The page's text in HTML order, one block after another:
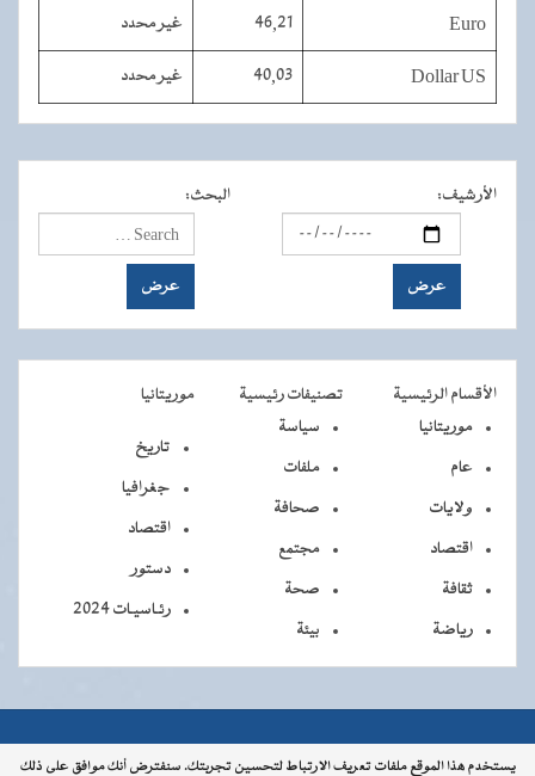
Euro
46,21 غير محدد
Dollar US
40,03 غير محدد
الأرشيف: البحث:
الأقسام الرئيسية تصنيفات رئيسية
موريتانيا
موريتانيا
عام
ولايات
اقتصاد
ثقافة
رياضة
سياسة
ملفات
صحافة
مجتمع
صحة
بيئة
تاريخ
جغرافيا
اقتصاد
دستور
رئـاسيـات 2024
جميــــع جميع الحقوق محفوظة © 2026 - الوكالة الموريتانية للأنباء
يستخدم هذا الموقع ملفات تعريف الارتباط لتحسين تجربتك. سنفترض أنك موافق على ذلك